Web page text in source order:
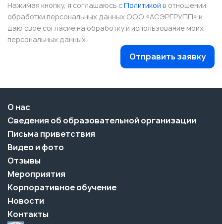
Нажимая кнопку, я соглашаюсь сПолитикой в отношении
обработки персональных данных ООО «АСЭРГРУПП» и
даю свое согласие на обработку и использование моих
персональных данных
Отправить заявку
О нас
Сведения об образовательной организации
Письма приветствия
Видео и фото
Отзывы
Мероприятия
Корпоративное обучение
Новости
Контакты